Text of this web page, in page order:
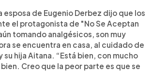
esposa de Eugenio Derbez dijo que los
el protagonista de "No Se Aceptan
tomando analgésicos, son muy
se encuentra en casa, al cuidado de
su hija Aitana. “Está bien, con mucho
Creo que la peor parte es que se